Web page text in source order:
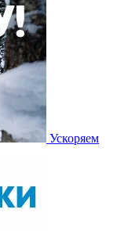
Ускоряем